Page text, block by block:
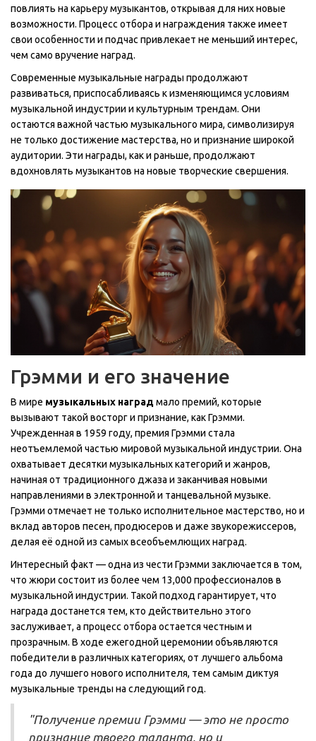
повлиять на карьеру музыкантов, открывая для них новые
возможности. Процесс отбора и награждения также имеет
свои особенности и подчас привлекает не меньший интерес,
чем само вручение наград.
Современные музыкальные награды продолжают
развиваться, приспосабливаясь к изменяющимся условиям
музыкальной индустрии и культурным трендам. Они
остаются важной частью музыкального мира, символизируя
не только достижение мастерства, но и признание широкой
аудитории. Эти награды, как и раньше, продолжают
вдохновлять музыкантов на новые творческие свершения.
Грэмми и его значение
В мире музыкальных наградмало премий, которые
вызывают такой восторг и признание, как Грэмми.
Учрежденная в 1959 году, премия Грэмми стала
неотъемлемой частью мировой музыкальной индустрии. Она
охватывает десятки музыкальных категорий и жанров,
начиная от традиционного джаза и заканчивая новыми
направлениями в электронной и танцевальной музыке.
Грэмми отмечает не только исполнительное мастерство, но и
вклад авторов песен, продюсеров и даже звукорежиссеров,
делая её одной из самых всеобъемлющих наград.
Интересный факт — одна из чести Грэмми заключается в том,
что жюри состоит из более чем 13,000 профессионалов в
музыкальной индустрии. Такой подход гарантирует, что
награда достанется тем, кто действительно этого
заслуживает, а процесс отбора остается честным и
прозрачным. В ходе ежегодной церемонии объявляются
победители в различных категориях, от лучшего альбома
года до лучшего нового исполнителя, тем самым диктуя
музыкальные тренды на следующий год.
"Получение премии Грэмми — это не просто
признание твоего таланта, но и